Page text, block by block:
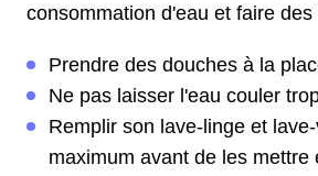
consommation d'eau et faire des
Prendre des douches à la
Ne pas laisser l'eau couler
Remplir son lave-linge et
maximum avant de les mettre